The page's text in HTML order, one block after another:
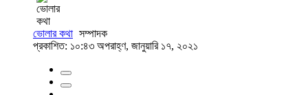
ভোলার কথা সম্পাদক
প্রকাশিত: ১০:৪৩ অপরাহ্ণ, জানুয়ারি ১৭, ২০২১